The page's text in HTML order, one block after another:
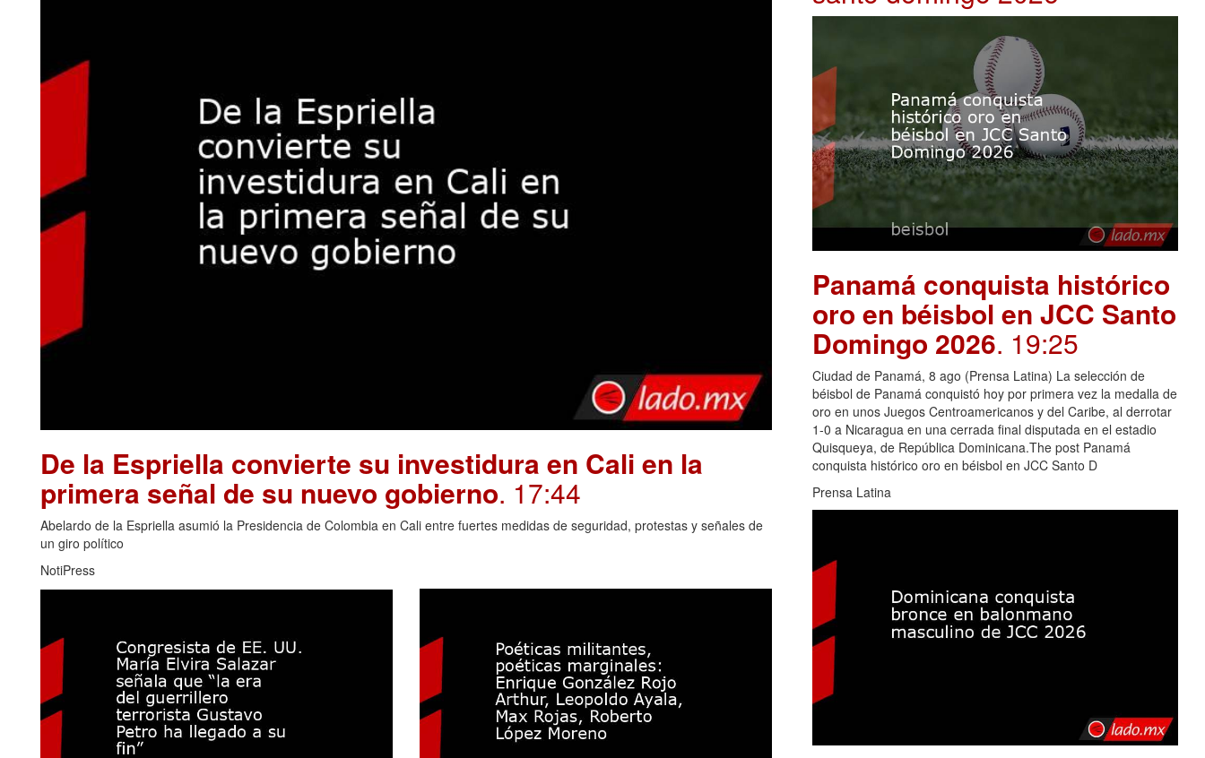
De la Espriella convierte su investidura en Cali en la
primera señal de su nuevo gobierno. 17:44
Abelardo de la Espriella asumió la Presidencia de Colombia en Cali entre fuertes medidas de seguridad, protestas y señales de
un giro político
NotiPress
Panamá conquista histórico
oro en béisbol en JCC Santo
Domingo 2026. 19:25
Ciudad de Panamá, 8 ago (Prensa Latina) La selección de
béisbol de Panamá conquistó hoy por primera vez la medalla de
oro en unos Juegos Centroamericanos y del Caribe, al derrotar
1-0 a Nicaragua en una cerrada final disputada en el estadio
Quisqueya, de República Dominicana.The post Panamá
conquista histórico oro en béisbol en JCC Santo D
Prensa Latina